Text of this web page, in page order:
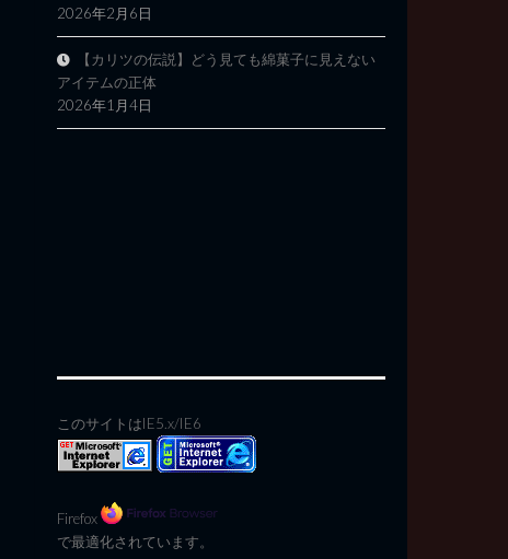
2026年2月6日
【カリツの伝説】どう見ても綿菓子に見えない
アイテムの正体
2026年1月4日
このサイトはIE5.x/IE6
Firefox
で最適化されています。